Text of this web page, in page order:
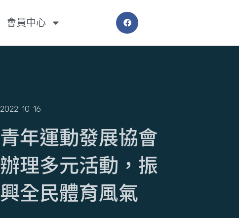
會員中心
2022-10-16
​青年運動發展協會
辦理多元活動，振
興全民體育風氣